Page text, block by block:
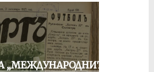
„МЕЖДУНАРОДНИТЕ“